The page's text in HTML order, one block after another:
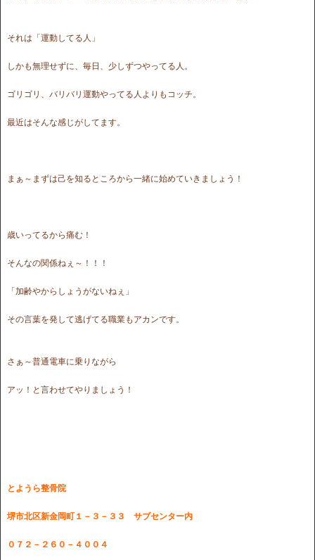
それは「運動してる人」
しかも無理せずに、毎日、少しずつやってる人。
ゴリゴリ、バリバリ運動やってる人よりもコッチ。
最近はそんな感じがしてます。
まぁ～まずは己を知るところから一緒に始めていきましょう！
歳いってるから痛む！
そんなの関係ねぇ～！！！
「加齢やからしょうがないねぇ」
その言葉を発して逃げてる職業もアカンです。
さぁ～普通電車に乗りながら
アッ！と言わせてやりましょう！
とようら整骨院
堺市北区新金岡町１－３－３３ サブセンター内
０７２－２６０－４００４